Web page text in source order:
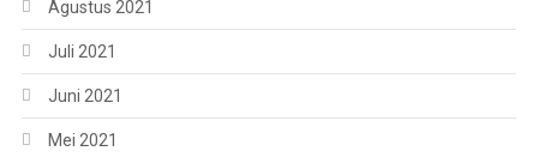
Agustus 2021
Juli 2021
Juni 2021
Mei 2021